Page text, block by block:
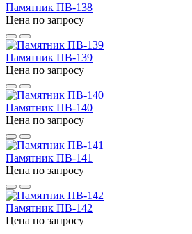
Памятник ПВ-138
Цена по запросу
Памятник ПВ-139
Цена по запросу
Памятник ПВ-140
Цена по запросу
Памятник ПВ-141
Цена по запросу
Памятник ПВ-142
Цена по запросу